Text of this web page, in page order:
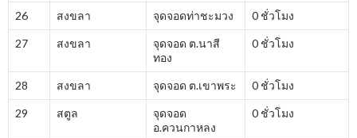
26 สงขลา จุดจอดท่าชะมวง 0 ชั่วโมง
27 สงขลา
จุดจอด ต.นาสี
ทอง
0 ชั่วโมง
28 สงขลา จุดจอด ต.เขาพระ 0 ชั่วโมง
29 สตูล
จุดจอด
อ.ควนกาหลง
0 ชั่วโมง